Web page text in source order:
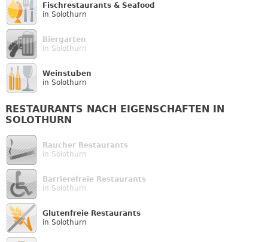
Fischrestaurants & Seafood
in Solothurn
Biergarten
in Solothurn
Weinstuben
in Solothurn
RESTAURANTS NACH EIGENSCHAFTEN IN
SOLOTHURN
Raucher Restaurants
in Solothurn
Barrierefreie Restaurants
in Solothurn
Glutenfreie Restaurants
in Solothurn